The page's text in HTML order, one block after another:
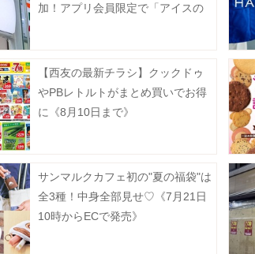
加！アプリ会員限定で「アイスの
【西友の最新チラシ】クックドゥ
やPBレトルトがまとめ買いでお得
に《8月10日まで》
サンマルクカフェ初の"夏の福袋"は
全3種！中身全部見せ♡《7月21日
10時からECで発売》